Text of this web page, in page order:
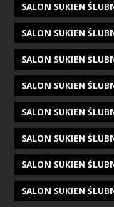
SALON SUKIEN
SALON SUKIEN
SALON SUKIEN
SALON SUKIEN
SALON SUKIEN
SALON SUKIEN
SALON SUKIEN
SALON SUKIEN